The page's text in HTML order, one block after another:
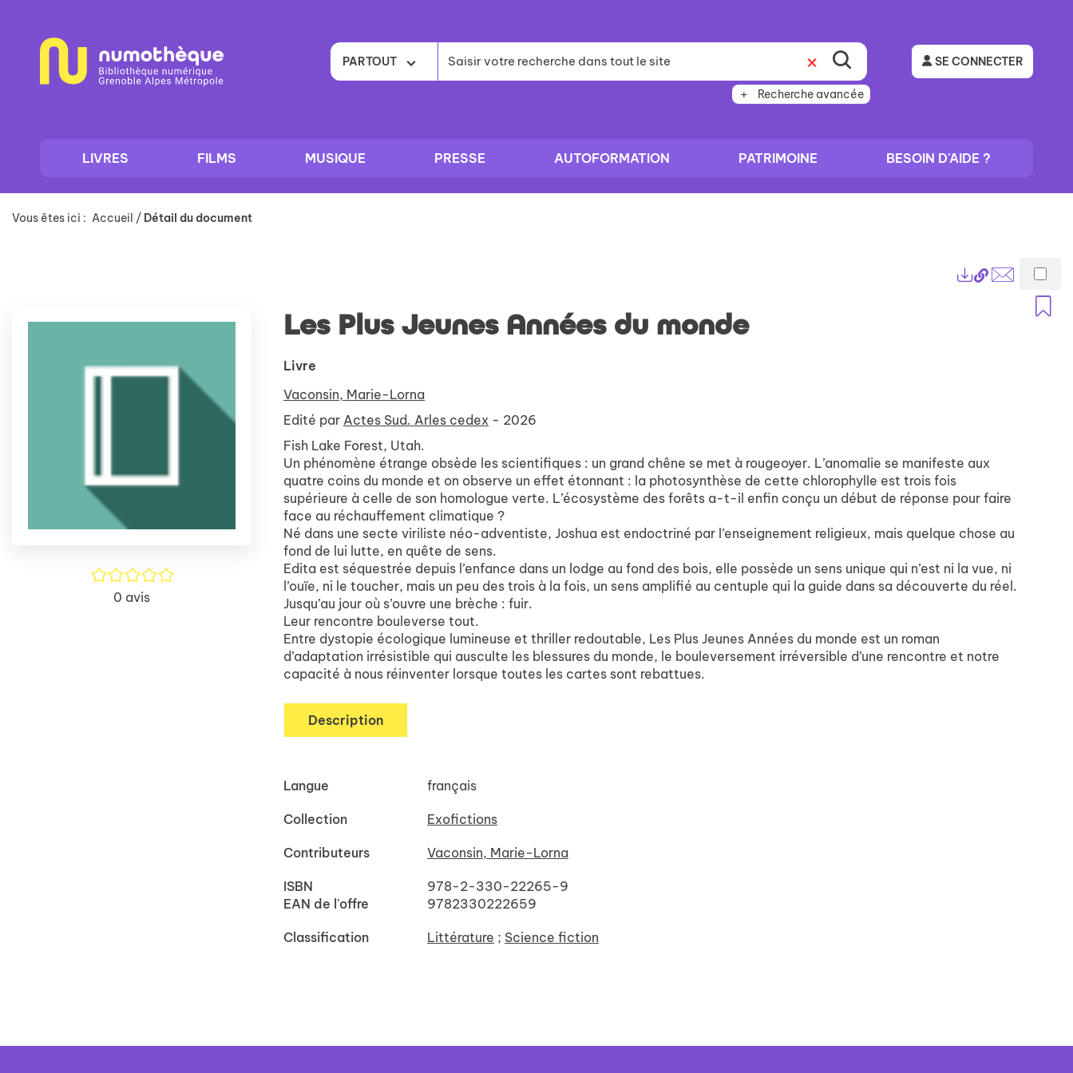
contenu
PARTOUT
Recherche avancée
SE CONNECTER
LIVRES FILMS MUSIQUE PRESSE AUTOFORMATION PATRIMOINE BESOIN D'AIDE ?
Vous êtes ici : Accueil / Détail du document
Lien
permanent
(Nouvelle
Envoyer
/5
0 avis
Les Plus Jeunes Années du monde
Livre
Vaconsin, Marie-Lorna
Edité par Actes Sud. Arles cedex - 2026
Fish Lake Forest, Utah.
Un phénomène étrange obsède les scientifiques : un grand chêne se met à rougeoyer. L’anomalie se manifeste aux
quatre coins du monde et on observe un effet étonnant : la photosynthèse de cette chlorophylle est trois fois
supérieure à celle de son homologue verte. L’écosystème des forêts a-t-il enfin conçu un début de réponse pour faire
face au réchauffement climatique ?
Né dans une secte viriliste néo-adventiste, Joshua est endoctriné par l’enseignement religieux, mais quelque chose au
fond de lui lutte, en quête de sens.
Edita est séquestrée depuis l’enfance dans un lodge au fond des bois, elle possède un sens unique qui n’est ni la vue, ni
l’ouïe, ni le toucher, mais un peu des trois à la fois, un sens amplifié au centuple qui la guide dans sa découverte du réel.
Jusqu’au jour où s’ouvre une brèche : fuir.
Leur rencontre bouleverse tout.
Entre dystopie écologique lumineuse et thriller redoutable, Les Plus Jeunes Années du monde est un roman
d’adaptation irrésistible qui ausculte les blessures du monde, le bouleversement irréversible d’une rencontre et notre
capacité à nous réinventer lorsque toutes les cartes sont rebattues.
Description
Langue français
Collection Exofictions
Contributeurs Vaconsin, Marie-Lorna
ISBN
978-2-330-22265-9
EAN de l'offre
9782330222659
Classification Littérature ; Science fiction